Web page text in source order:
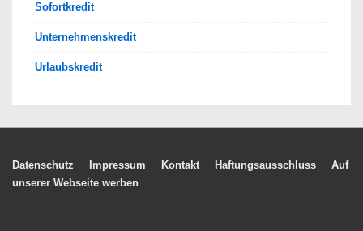
Sofortkredit
Unternehmenskredit
Urlaubskredit
Footer-
Datenschutz Impressum Kontakt Haftungsausschluss
Auf
unserer Webseite werben